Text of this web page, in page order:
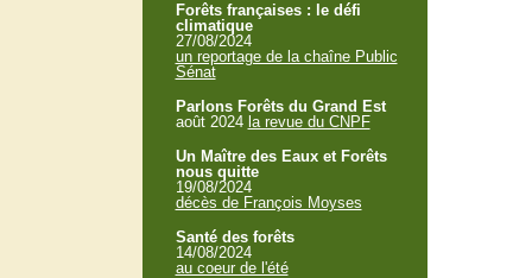
Forêts françaises : le défi
climatique
27/08/2024
un reportage de la chaîne Public
Sénat
Parlons Forêts du Grand Est
août 2024 la revue du CNPF
Un Maître des Eaux et Forêts
nous quitte
19/08/2024
décès de François Moyses
Santé des forêts
14/08/2024
au coeur de l'été